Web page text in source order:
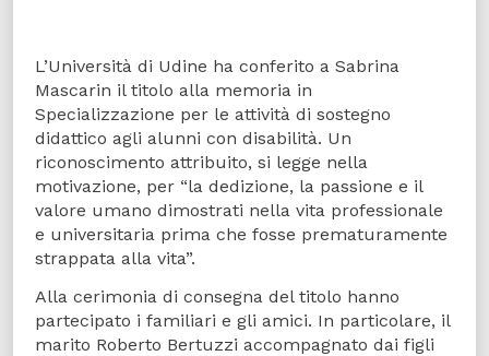
L’Università di Udine ha conferito a Sabrina
Mascarin il titolo alla memoria in
Specializzazione per le attività di sostegno
didattico agli alunni con disabilità. Un
riconoscimento attribuito, si legge nella
motivazione, per “la dedizione, la passione e il
valore umano dimostrati nella vita professionale
e universitaria prima che fosse prematuramente
strappata alla vita”.
Alla cerimonia di consegna del titolo hanno
partecipato i familiari e gli amici. In particolare, il
marito Roberto Bertuzzi accompagnato dai figli